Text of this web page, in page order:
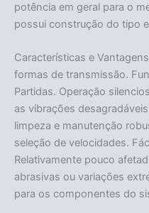
potência em geral para o
possui construção do tipo
Características e
formas de transmissão.
Partidas. Operação
as vibrações
limpeza e manutenção
seleção de velocidades.
Relativamente pouco
abrasivas ou variações
para os componentes do